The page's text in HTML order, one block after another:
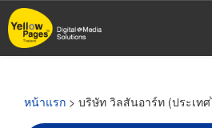
ข้าม
ไป
หน้าแรก > บริษัท วิลสันอาร์ท (ประเท